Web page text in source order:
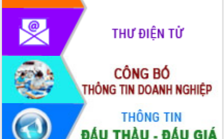
Phó Chủ tịch Thường trực UBND tỉnh
Hồ Thị Nguyên Thảo làm việc tại Trung
tâm Phục vụ hành chính công xã Ea
Xây dựng nền hành chính số đồng
hành cùng nông dân dân, doanh nghiệp
Giai đoạn 2026-2030, Đắk Lắk phấn
đấu có 77% xã đạt chuẩn nông thôn
mới
Chuyển đổi số 'mở đường' cho nông
nghiệp Đắk Lắk tăng trưởng bứt phá
Triển khai đồng bộ đo đạc, lập hồ sơ
địa chính, hoàn thiện cơ sở dữ liệu đất